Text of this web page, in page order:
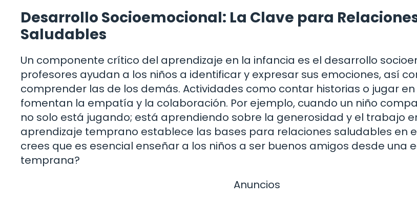
Desarrollo Socioemocional: La Clave para
Saludables
Un componente crítico del aprendizaje en la infancia es el desarrollo
profesores ayudan a los niños a identificar y expresar sus emociones, así
comprender las de los demás. Actividades como contar historias o jugar
fomentan la empatía y la colaboración. Por ejemplo, cuando un niño
no solo está jugando; está aprendiendo sobre la generosidad y el trabajo
aprendizaje temprano establece las bases para relaciones saludables en
crees que es esencial enseñar a los niños a ser buenos amigos desde una
temprana?
Anuncios